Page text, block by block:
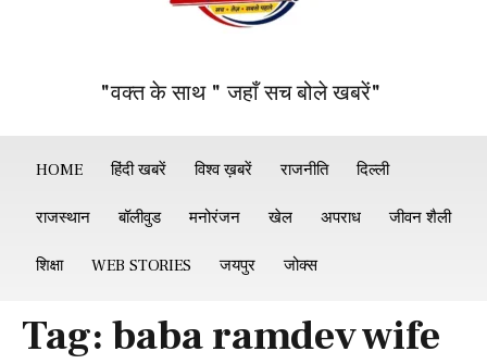
"वक्त के साथ " जहाँ सच बोले खबरें"
HOME हिंदी खबरें विश्व ख़बरें राजनीति दिल्ली
राजस्थान बॉलीवुड मनोरंजन खेल अपराध जीवन शैली
शिक्षा WEB STORIES जयपुर जोक्स
Tag: baba ramdev wife